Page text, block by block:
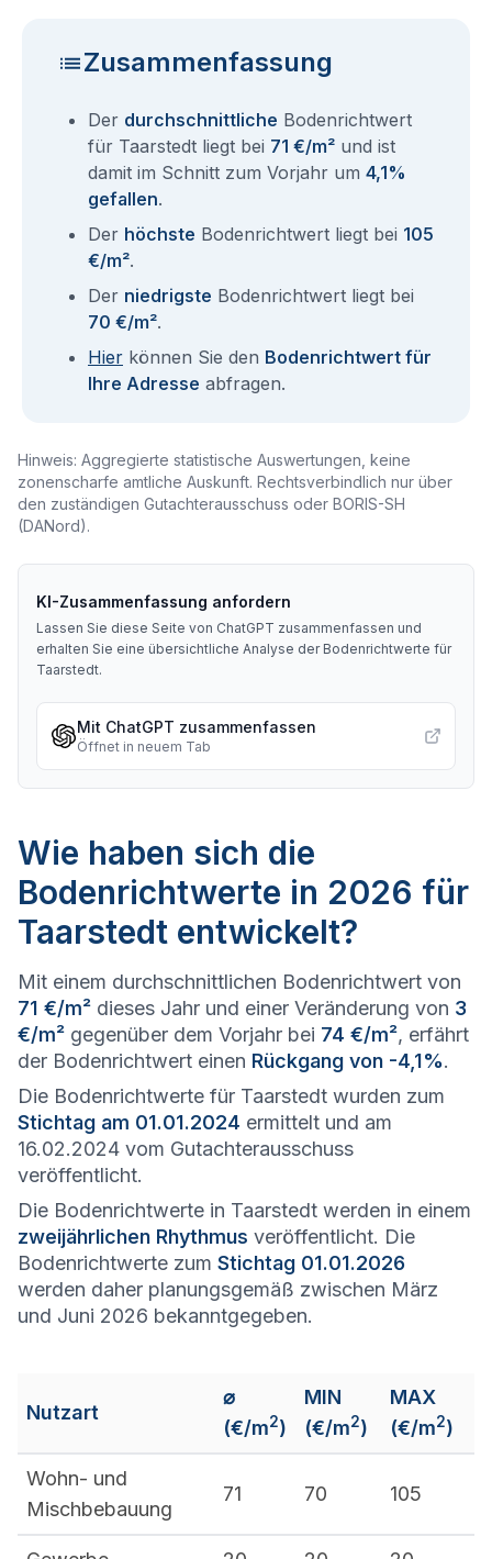
Zusammenfassung
Der durchschnittliche Bodenrichtwert
für Taarstedt liegt bei 71 €/m² und ist
damit im Schnitt zum Vorjahr um 4,1%
gefallen.
Der höchste Bodenrichtwert liegt bei 105
€/m².
Der niedrigste Bodenrichtwert liegt bei
70 €/m².
Hier können Sie den Bodenrichtwert für
Ihre Adresse abfragen.
Hinweis: Aggregierte statistische Auswertungen, keine
zonenscharfe amtliche Auskunft. Rechtsverbindlich nur über
den zuständigen Gutachterausschuss oder BORIS-SH
(DANord).
KI-Zusammenfassung anfordern
Lassen Sie diese Seite von ChatGPT zusammenfassen und
erhalten Sie eine übersichtliche Analyse der Bodenrichtwerte für
Taarstedt.
Mit ChatGPT zusammenfassen
Öffnet in neuem Tab
Wie haben sich die
Bodenrichtwerte in 2026 für
Taarstedt entwickelt?
Mit einem durchschnittlichen Bodenrichtwert von
71 €/m² dieses Jahr und einer Veränderung von 3
€/m² gegenüber dem Vorjahr bei 74 €/m², erfährt
der Bodenrichtwert einen Rückgang von -4,1%.
Die Bodenrichtwerte für Taarstedt wurden zum
Stichtag am 01.01.2024 ermittelt und am
16.02.2024 vom Gutachterausschuss
veröffentlicht.
Die Bodenrichtwerte in Taarstedt werden in einem
zweijährlichen Rhythmus veröffentlicht. Die
Bodenrichtwerte zum Stichtag 01.01.2026
werden daher planungsgemäß zwischen März
und Juni 2026 bekanntgegeben.
Nutzart
⌀
(€/m2)
MIN
(€/m2)
MAX
(€/m2)
Wohn- und
Mischbebauung
71 70 105